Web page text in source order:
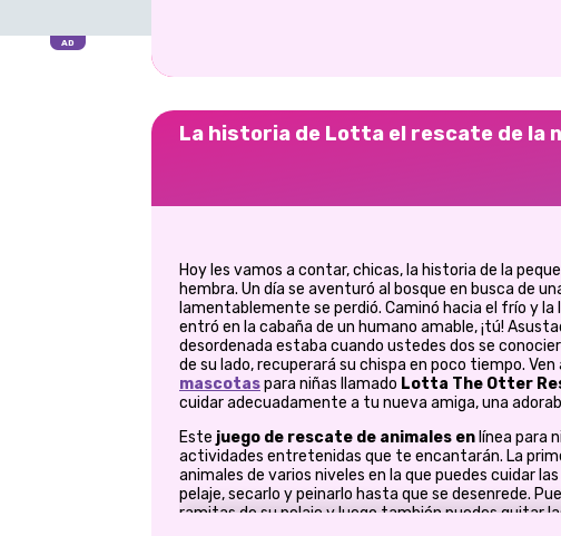
La historia de Lotta el rescate de la
Hoy les vamos a contar, chicas, la historia de la
hembra. Un día se aventuró al bosque en busca de
lamentablemente se perdió. Caminó hacia el frío y
entró en la cabaña de un humano amable, ¡tú!
desordenada estaba cuando ustedes dos se
de su lado, recuperará su chispa en poco tiempo.
mascotaspara niñas llamado Lotta The Otter
cuidar adecuadamente a tu nueva amiga, una
Este juego de rescate de animales en línea para
actividades entretenidas que te encantarán. La
animales de varios niveles en la que puedes cuidar
pelaje, secarlo y peinarlo hasta que se desenrede.
ramitas de su pelaje y luego también puedes quitar